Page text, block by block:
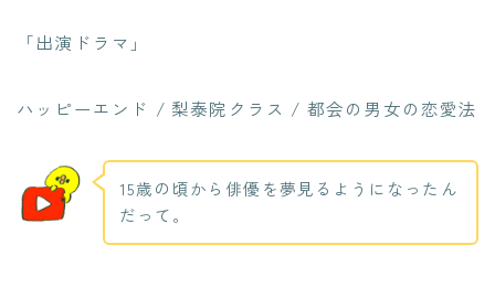
「出演ドラマ」
ハッピーエンド / 梨泰院クラス / 都会の男女の恋愛法
15歳の頃から俳優を夢見るようになったん
だって。